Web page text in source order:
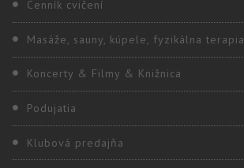
Cenník cvičení
Masáže, sauny, kúpele, fyzikálna terapia
Koncerty & Filmy & Knižnica
Podujatia
Klubová predajňa